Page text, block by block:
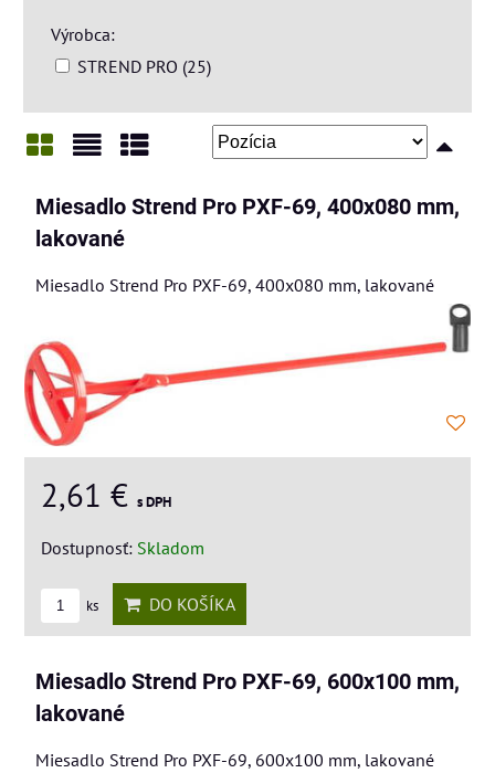
Výrobca:
STREND PRO (25)
Miesadlo Strend Pro PXF-69, 400x080 mm,
lakované
Miesadlo Strend Pro PXF-69, 400x080 mm, lakované
2,61 € s DPH
Dostupnosť: Skladom
ks DO KOŠÍKA
Miesadlo Strend Pro PXF-69, 600x100 mm,
lakované
Miesadlo Strend Pro PXF-69, 600x100 mm, lakované